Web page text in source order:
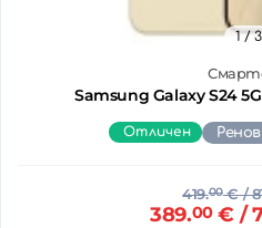
Samsung Galaxy S24
1/ 3
Отличен
419.00€/
389.00€ /